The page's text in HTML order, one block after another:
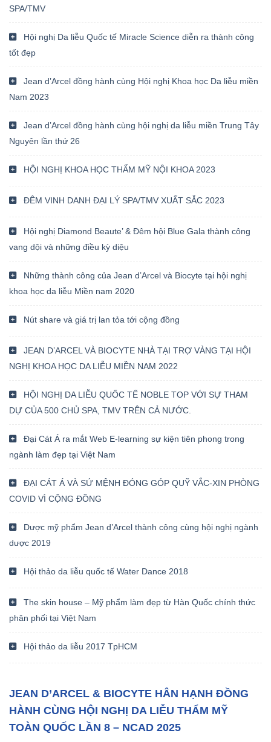
SPA/TMV
Hội nghị Da liễu Quốc tế Miracle Science diễn ra thành công
tốt đẹp
Jean d’Arcel đồng hành cùng Hội nghị Khoa học Da liễu miền
Nam 2023
Jean d’Arcel đồng hành cùng hội nghị da liễu miền Trung Tây
Nguyên lần thứ 26
HỘI NGHỊ KHOA HỌC THẨM MỸ NỘI KHOA 2023
ĐÊM VINH DANH ĐẠI LÝ SPA/TMV XUẤT SẮC 2023
Hội nghị Diamond Beaute’ & Đêm hội Blue Gala thành công
vang dội và những điều kỳ diệu
Những thành công của Jean d’Arcel và Biocyte tại hội nghị
khoa học da liễu Miền nam 2020
Nút share và giá trị lan tỏa tới cộng đồng
JEAN D’ARCEL VÀ BIOCYTE NHÀ TẠI TRỢ VÀNG TẠI HỘI
NGHỊ KHOA HỌC DA LIỄU MIỀN NAM 2022
HỘI NGHỊ DA LIỄU QUỐC TẾ NOBLE TOP VỚI SỰ THAM
DỰ CỦA 500 CHỦ SPA, TMV TRÊN CẢ NƯỚC.
Đại Cát Á ra mắt Web E-learning sự kiện tiên phong trong
ngành làm đẹp tại Việt Nam
ĐẠI CÁT Á VÀ SỨ MỆNH ĐÓNG GÓP QUỸ VẮC-XIN PHÒNG
COVID VÌ CỘNG ĐỒNG
Dược mỹ phẩm Jean d’Arcel thành công cùng hội nghị ngành
dược 2019
Hội thảo da liễu quốc tế Water Dance 2018
The skin house – Mỹ phẩm làm đẹp từ Hàn Quốc chính thức
phân phối tại Việt Nam
Hội thảo da liễu 2017 TpHCM
JEAN D’ARCEL & BIOCYTE HÂN HẠNH ĐỒNG
HÀNH CÙNG HỘI NGHỊ DA LIỄU THẨM MỸ
TOÀN QUỐC LẦN 8 – NCAD 2025